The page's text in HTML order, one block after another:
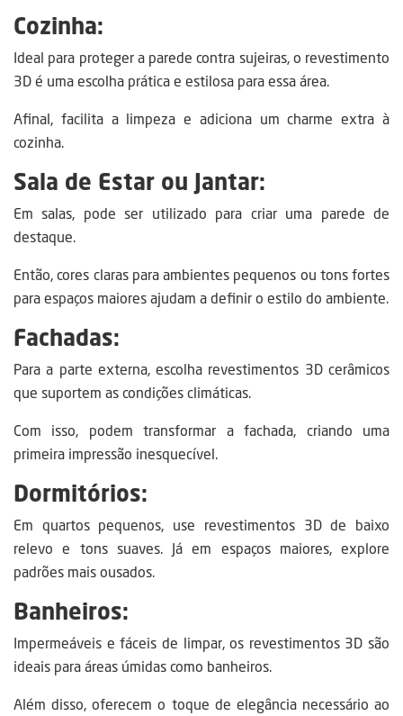
Cozinha:
Ideal para proteger a parede contra sujeiras, o revestimento
3D é uma escolha prática e estilosa para essa área.
Afinal, facilita a limpeza e adiciona um charme extra à
cozinha.
Sala de Estar ou Jantar:
Em salas, pode ser utilizado para criar uma parede de
destaque.
Então, cores claras para ambientes pequenos ou tons fortes
para espaços maiores ajudam a definir o estilo do ambiente.
Fachadas:
Para a parte externa, escolha revestimentos 3D cerâmicos
que suportem as condições climáticas.
Com isso, podem transformar a fachada, criando uma
primeira impressão inesquecível.
Dormitórios:
Em quartos pequenos, use revestimentos 3D de baixo
relevo e tons suaves. Já em espaços maiores, explore
padrões mais ousados.
Banheiros:
Impermeáveis e fáceis de limpar, os revestimentos 3D são
ideais para áreas úmidas como banheiros.
Além disso, oferecem o toque de elegância necessário ao